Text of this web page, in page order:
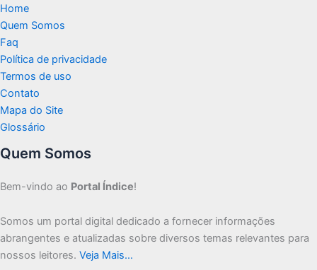
Home
Quem Somos
Faq
Política de privacidade
Termos de uso
Contato
Mapa do Site
Glossário
Quem Somos
Bem-vindo ao Portal Índice!
Somos um portal digital dedicado a fornecer informações
abrangentes e atualizadas sobre diversos temas relevantes para
nossos leitores. Veja Mais…